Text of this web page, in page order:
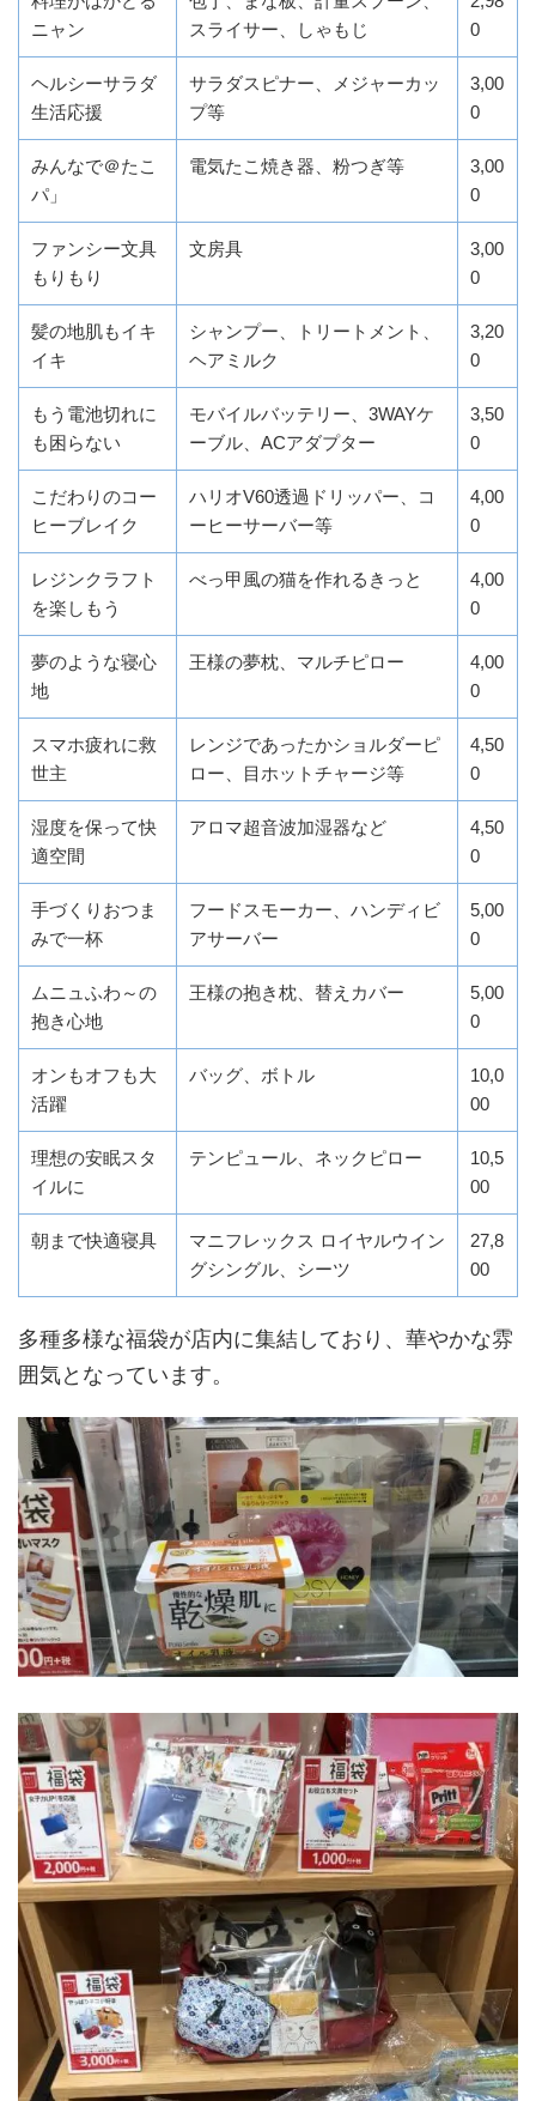
ニャン
スライサー、しゃもじ
0
ヘルシーサラダ
生活応援
サラダスピナー、メジャーカッ
プ等
3,00
0
みんなで＠たこ
パ」
電気たこ焼き器、粉つぎ等
3,00
0
ファンシー文具
もりもり
文房具
3,00
0
髪の地肌もイキ
イキ
シャンプー、トリートメント、
ヘアミルク
3,20
0
もう電池切れに
も困らない
モバイルバッテリー、3WAYケ
ーブル、ACアダプター
3,50
0
こだわりのコー
ヒーブレイク
ハリオV60透過ドリッパー、コ
ーヒーサーバー等
4,00
0
レジンクラフト
を楽しもう
べっ甲風の猫を作れるきっと
4,00
0
夢のような寝心
地
王様の夢枕、マルチピロー
4,00
0
スマホ疲れに救
世主
レンジであったかショルダーピ
ロー、目ホットチャージ等
4,50
0
湿度を保って快
適空間
アロマ超音波加湿器など
4,50
0
手づくりおつま
みで一杯
フードスモーカー、ハンディビ
アサーバー
5,00
0
ムニュふわ～の
抱き心地
王様の抱き枕、替えカバー
5,00
0
オンもオフも大
活躍
バッグ、ボトル
10,0
00
理想の安眠スタ
イルに
テンピュール、ネックピロー
10,5
00
朝まで快適寝具
マニフレックス ロイヤルウイン
グシングル、シーツ
27,8
00
多種多様な福袋が店内に集結しており、華やかな雰
囲気となっています。